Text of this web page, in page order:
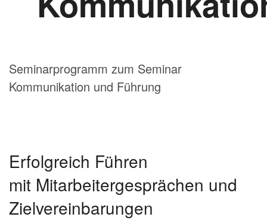
Seminarprogramm zum Seminar
Kommunikation und Führung
Erfolgreich Führen
mit Mitarbeitergesprächen und
Zielvereinbarungen